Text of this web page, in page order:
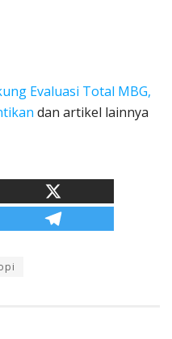
Evaluasi Total MBG,
dan artikel lainnya